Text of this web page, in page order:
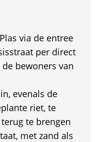
via de entree
per direct
bewoners van
evenals de
riet, te
te brengen
met zand als